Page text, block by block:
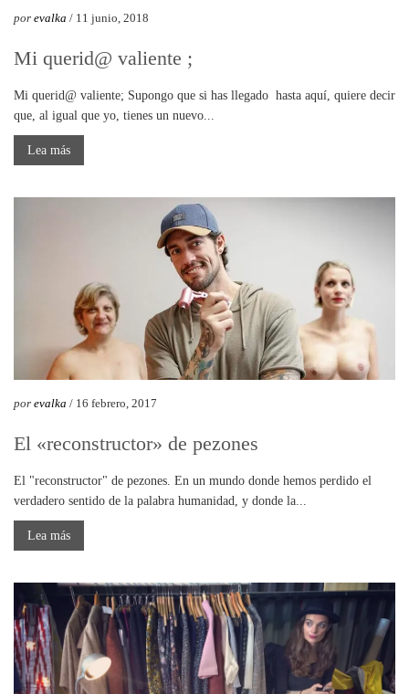
por evalka / 11 junio, 2018
Mi querid@ valiente ;
Mi querid@ valiente; Supongo que si has llegado hasta aquí, quiere decir
que, al igual que yo, tienes un nuevo...
Lea más
por evalka / 16 febrero, 2017
El «reconstructor» de pezones
El "reconstructor" de pezones. En un mundo donde hemos perdido el
verdadero sentido de la palabra humanidad, y donde la...
Lea más